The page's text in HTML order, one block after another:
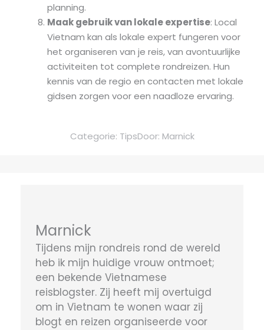
planning.
Maak gebruik van lokale expertise: Local
Vietnam kan als lokale expert fungeren voor
het organiseren van je reis, van avontuurlijke
activiteiten tot complete rondreizen. Hun
kennis van de regio en contacten met lokale
gidsen zorgen voor een naadloze ervaring.
Categorie: TipsDoor: Marnick
Marnick
Tijdens mijn rondreis rond de wereld
heb ik mijn huidige vrouw ontmoet;
een bekende Vietnamese